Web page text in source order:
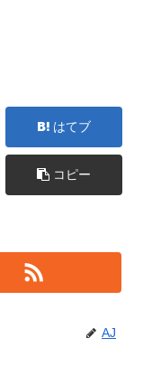
はてブ
コピー
AJ